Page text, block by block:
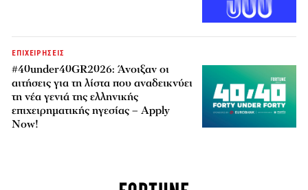
ΕΠΙΧΕΙΡΗΣΕΙΣ
#40under40GR2026: Άνοιξαν οι
αιτήσεις για τη λίστα που αναδεικνύει
τη νέα γενιά της ελληνικής
επιχειρηματικής ηγεσίας – Apply
Now!